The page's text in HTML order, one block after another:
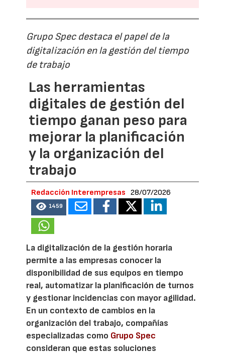
Grupo Spec destaca el papel de la
digitalización en la gestión del tiempo
de trabajo
Las herramientas
digitales de gestión del
tiempo ganan peso para
mejorar la planificación
y la organización del
trabajo
Redacción Interempresas 28/07/2026
1459
La digitalización de la gestión horaria
permite a las empresas conocer la
disponibilidad de sus equipos en tiempo
real, automatizar la planificación de turnos
y gestionar incidencias con mayor agilidad.
En un contexto de cambios en la
organización del trabajo, compañías
especializadas como Grupo Spec
consideran que estas soluciones